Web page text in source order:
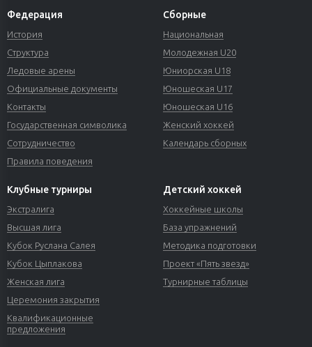
Федерация
История
Структура
Ледовые арены
Официальные документы
Контакты
Государственная символика
Сотрудничество
Правила поведения
Сборные
Национальная
Молодежная U20
Юниорская U18
Юношеская U17
Юношеская U16
Женский хоккей
Календарь сборных
Клубные турниры
Экстралига
Высшая лига
Кубок Руслана Салея
Кубок Цыплакова
Женская лига
Церемония закрытия
Квалификационные
предложения
Детский хоккей
Хоккейные школы
База упражнений
Методика подготовки
Проект «Пять звезд»
Турнирные таблицы